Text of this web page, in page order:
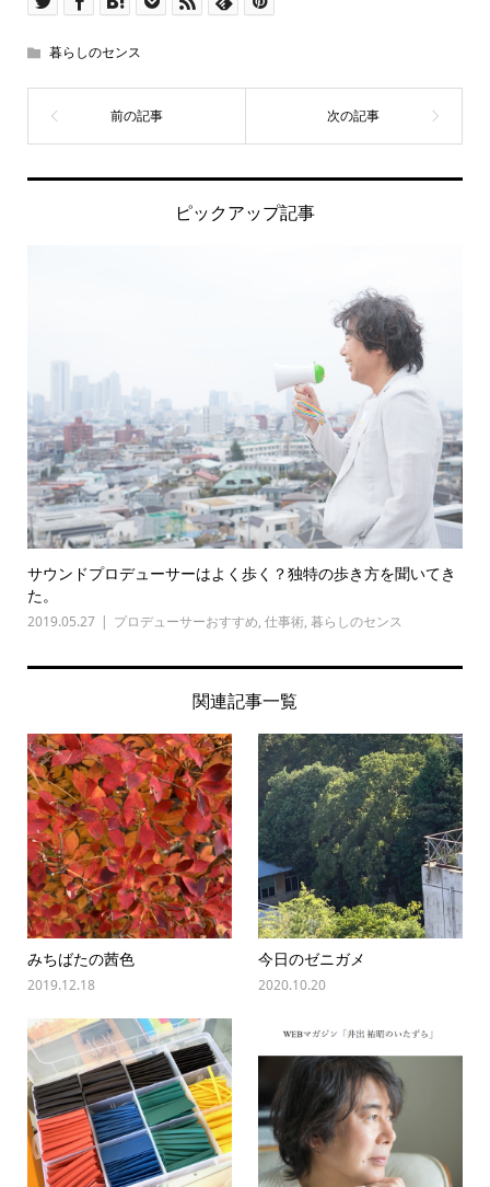
暮らしのセンス
ピックアップ記事
サウンドプロデューサーはよく歩く？独特の歩き方を聞いてき
た。
2019.05.27 プロデューサーおすすめ, 仕事術, 暮らしのセンス
関連記事一覧
みちばたの茜色
2019.12.18
今日のゼニガメ
2020.10.20